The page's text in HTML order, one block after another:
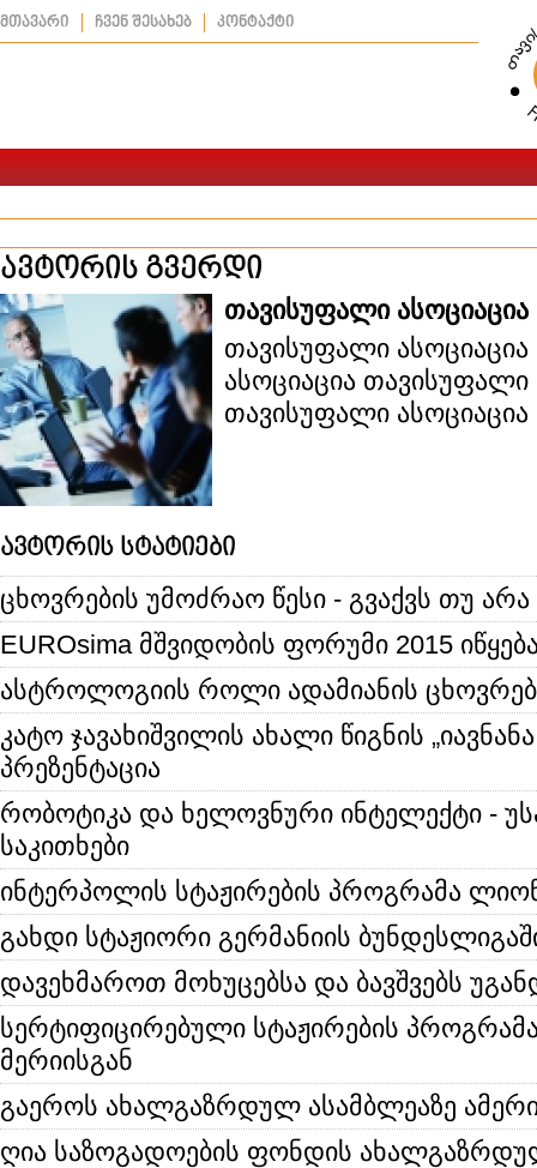
მთავარი ჩვენ შესახებ კონტაქტი
ავტორის გვერდი
თავისუფალი ასოციაცია
თავისუფალი
ასოციაცია თავისუფალი
თავისუფალი ასოციაცია
ავტორის სტატიები
ცხოვრების უმოძრაო წესი - გვაქვს თუ არა
EUROsima მშვიდობის ფორუმი 2015
ასტროლოგიის როლი ადამიანის
კატო ჯავახიშვილის ახალი წიგნის
პრეზენტაცია
რობოტიკა და ხელოვნური ინტელექტი -
საკითხები
ინტერპოლის სტაჟირების პროგრამა
გახდი სტაჟიორი გერმანიის
დავეხმაროთ მოხუცებსა და ბავშვებს
სერტიფიცირებული სტაჟირების
მერიისგან
გაეროს ახალგაზრდულ ასამბლეაზე
ღია საზოგადოების ფონდის